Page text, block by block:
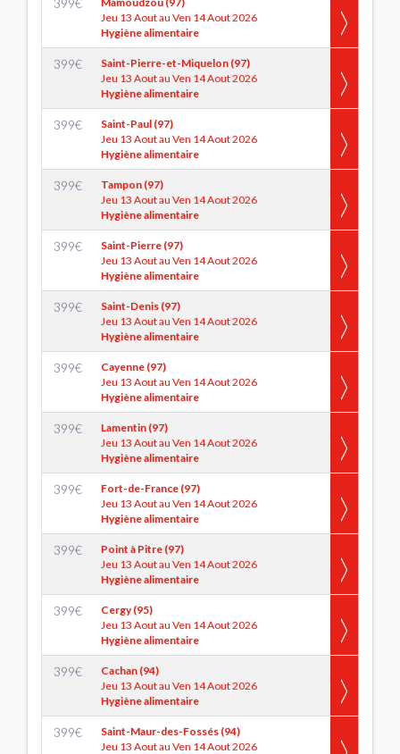
399€
Jeu 13 Aout au Ven 14 Aout 2026
Hygiène alimentaire
399€
Saint-Pierre-et-Miquelon (97)
Jeu 13 Aout au Ven 14 Aout 2026
Hygiène alimentaire
399€
Saint-Paul (97)
Jeu 13 Aout au Ven 14 Aout 2026
Hygiène alimentaire
399€
Tampon (97)
Jeu 13 Aout au Ven 14 Aout 2026
Hygiène alimentaire
399€
Saint-Pierre (97)
Jeu 13 Aout au Ven 14 Aout 2026
Hygiène alimentaire
399€
Saint-Denis (97)
Jeu 13 Aout au Ven 14 Aout 2026
Hygiène alimentaire
399€
Cayenne (97)
Jeu 13 Aout au Ven 14 Aout 2026
Hygiène alimentaire
399€
Lamentin (97)
Jeu 13 Aout au Ven 14 Aout 2026
Hygiène alimentaire
399€
Fort-de-France (97)
Jeu 13 Aout au Ven 14 Aout 2026
Hygiène alimentaire
399€
Point à Pitre (97)
Jeu 13 Aout au Ven 14 Aout 2026
Hygiène alimentaire
399€
Cergy (95)
Jeu 13 Aout au Ven 14 Aout 2026
Hygiène alimentaire
399€
Cachan (94)
Jeu 13 Aout au Ven 14 Aout 2026
Hygiène alimentaire
399€
Saint-Maur-des-Fossés (94)
Jeu 13 Aout au Ven 14 Aout 2026